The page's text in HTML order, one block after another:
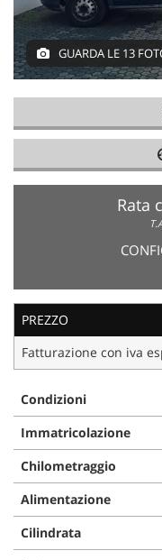
AREA COMMERCIANTI
GUARDA LE 13
Rata
PREZZO
Fatturazione con iva
Condizioni
Immatricolazione
Chilometraggio
Alimentazione
Cilindrata